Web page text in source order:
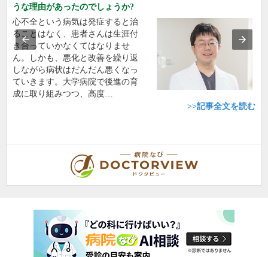
うな理由があったのでしょうか?
心不全という病気は発症すると治
ることはなく、患者さんは生涯付
き合っていかなくてはなりませ
ん。しかも、悪化と改善を繰り返
しながら病状はだんだん悪くなっ
ていきます。大学病院で後進の育
成に取り組みつつ、高度…
>>記事全文を読む